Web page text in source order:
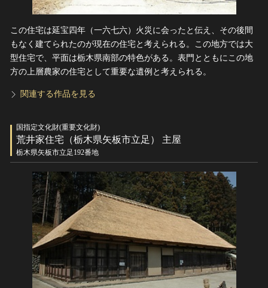
この住宅は延宝四年（一六七六）火災に会ったと伝え、その後間
もなく建てられたのが現在の住宅と考えられる。この地方では大
型住宅で、平面は栃木県南部の特色がある。表門とともにこの地
方の上層農家の住宅として重要な遺例と考えられる。
関連する作品を見る
国指定文化財(重要文化財)
荒井家住宅（栃木県矢板市立足） 主屋
栃木県矢板市立足192番地